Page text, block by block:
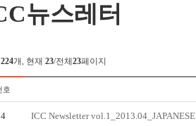
뉴스레터
224개, 현재 23/전체 23페이지
호
4 ICC Newsletter vol.1_2013.04_JAPANESE